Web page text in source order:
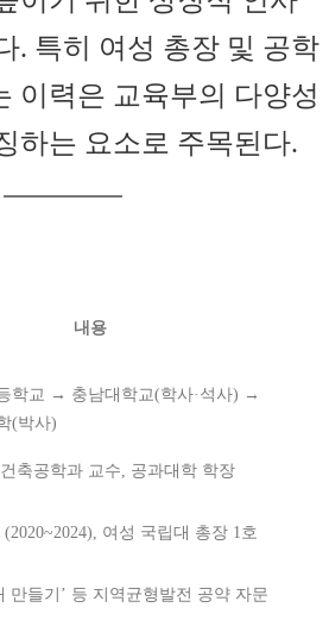
. 특히 여성 총장 및 공학
이력은 교육부의 다양성
하는 요소로 주목된다.
내용
학교 → 충남대학교(학사·석사) →
(박사)
축공학과 교수, 공과대학 학장
여성 국립대 총장 1호
만들기’ 등 지역균형발전 공약 자문